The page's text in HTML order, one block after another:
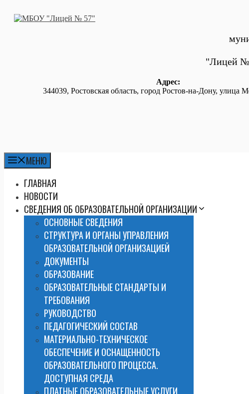
"Лицей №
Адрес:
344039, Ростовская область, город Ростов-на-Дону, улица
МЕНЮ
ГЛАВНАЯ
НОВОСТИ
СВЕДЕНИЯ ОБ ОБРАЗОВАТЕЛЬНОЙ ОРГАНИЗАЦИИ
ОСНОВНЫЕ СВЕДЕНИЯ
СТРУКТУРА И ОРГАНЫ УПРАВЛЕНИЯ
ОБРАЗОВАТЕЛЬНОЙ ОРГАНИЗАЦИЕЙ
ДОКУМЕНТЫ
ОБРАЗОВАНИЕ
ОБРАЗОВАТЕЛЬНЫЕ СТАНДАРТЫ И
ТРЕБОВАНИЯ
РУКОВОДСТВО
ПЕДАГОГИЧЕСКИЙ СОСТАВ
МАТЕРИАЛЬНО-ТЕХНИЧЕСКОЕ
ОБЕСПЕЧЕНИЕ И ОСНАЩЕННОСТЬ
ОБРАЗОВАТЕЛЬНОГО ПРОЦЕССА.
ДОСТУПНАЯ СРЕДА
ПЛАТНЫЕ ОБРАЗОВАТЕЛЬНЫЕ УСЛУГИ